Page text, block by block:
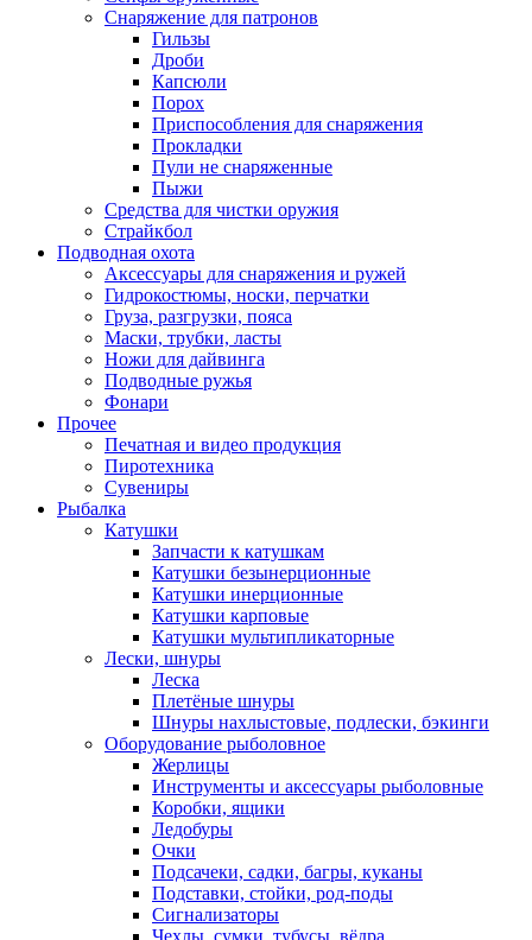
Снаряжение для патронов
Гильзы
Дроби
Капсюли
Порох
Приспособления для снаряжения
Прокладки
Пули не снаряженные
Пыжи
Средства для чистки оружия
Страйкбол
Подводная охота
Аксессуары для снаряжения и ружей
Гидрокостюмы, носки, перчатки
Груза, разгрузки, пояса
Маски, трубки, ласты
Ножи для дайвинга
Подводные ружья
Фонари
Прочее
Печатная и видео продукция
Пиротехника
Сувениры
Рыбалка
Катушки
Запчасти к катушкам
Катушки безынерционные
Катушки инерционные
Катушки карповые
Катушки мультипликаторные
Лески, шнуры
Леска
Плетёные шнуры
Шнуры нахлыстовые, подлески, бэкинги
Оборудование рыболовное
Жерлицы
Инструменты и аксессуары рыболовные
Коробки, ящики
Ледобуры
Очки
Подсачеки, садки, багры, куканы
Подставки, стойки, род-поды
Сигнализаторы
Чехлы, сумки, тубусы, вёдра